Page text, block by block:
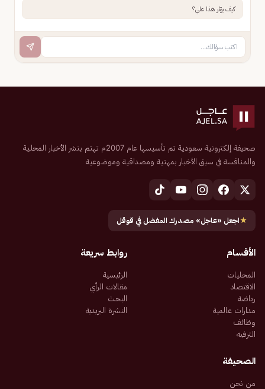
كيف يؤثر هذا علي؟
صحيفة إلكترونية سعودية تم تأسيسها عام 2007م تهتم بنشر الأخبار المحلية
والمنافسة في سبق الأخبار بمهنية ومصداقية وموضوعية
★اجعل «عاجل» مصدرك المفضل في قوقل
الأقسام
المحليات
الاقتصاد
رياضة
مدارات عالمية
وظائف
الترفيه
روابط سريعة
الرئيسية
مقالات الرأي
البحث
النشرة البريدية
الصحيفة
من نحن